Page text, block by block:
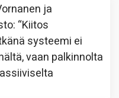
ja
: “Kiitos
systeemi ei
vaan palkinnolta